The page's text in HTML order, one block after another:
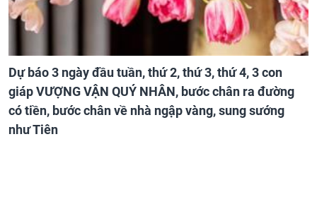
Dự báo 3 ngày đầu tuần, thứ 2, thứ 3, thứ 4, 3 con
giáp VƯỢNG VẬN QUÝ NHÂN, bước chân ra đường
có tiền, bước chân về nhà ngập vàng, sung sướng
như Tiên